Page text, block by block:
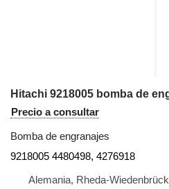
Precio a consultar
Bomba de engranajes
9218005 4480498, 4276918
Alemania, Rheda-Wiedenbrück